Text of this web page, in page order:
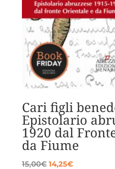
Cari figli
Epistolario
1920 dal
da Fiume
15,00€ Il
14,25€Il